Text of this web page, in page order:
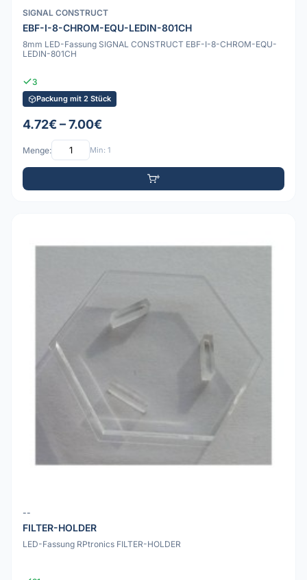
SIGNAL CONSTRUCT
EBF-I-8-CHROM-EQU-LEDIN-801CH
8mm LED-Fassung SIGNAL CONSTRUCT EBF-I-8-CHROM-EQU-
LEDIN-801CH
3
Packung mit 2 Stück
4.72€ – 7.00€
Menge: Min: 1
--
FILTER-HOLDER
LED-Fassung RPtronics FILTER-HOLDER